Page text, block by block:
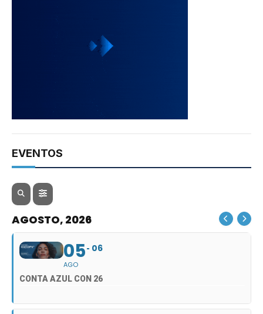
EVENTOS
AGOSTO, 2026
05
AGO
06
CONTA AZUL CON 26